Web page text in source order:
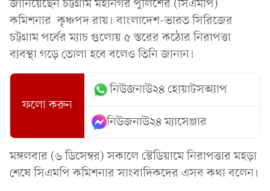
জানিয়েছেন চট্টগ্রাম মহানগর পুলিশের (সিএমপি)
কমিশনার কৃঞ্চপদ রায়। বাংলাদেশ-ভারত সিরিজের
চট্টগ্রাম পর্বের ম্যাচ গুলোয় ৫ স্তরের কঠোর নিরাপত্তা
ব্যবস্থা গড়ে তোলা হবে বলেও তিনি জানান।
ফলো করুন
নিউজনাউ২৪ হোয়াটসঅ্যাপ
নিউজনাউ২৪ ম্যাসেঞ্জার
মঙ্গলবার (৬ ডিসেম্বর) সকালে স্টেডিয়ামে নিরাপত্তার মহড়া
শেষে সিএমপি কমিশনার সাংবাদিকদের এসব কথা বলেন।